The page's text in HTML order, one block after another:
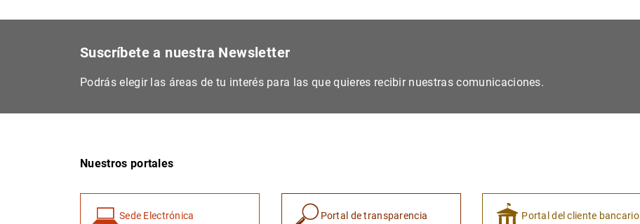
Suscríbete a nuestra Newsletter
Podrás elegir las áreas de tu interés para las que quieres recibir nuestras comunicaciones.
Nuestros portales
Sede Electrónica Portal de transparencia Portal del cliente bancario